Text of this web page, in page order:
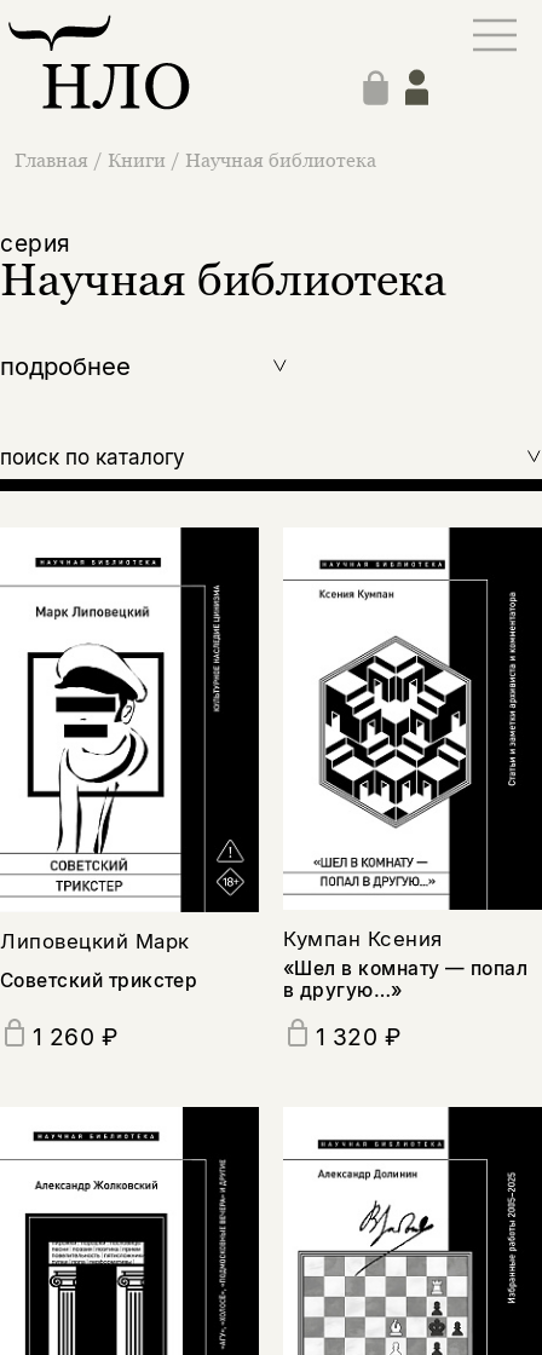
Главная / Книги / Научная библиотека
поиск по каталогу
cерия
Научная библиотека
подробнее
Липовецкий Марк
Советский трикстер
1 260 ₽
Кумпан Ксения
«Шел в комнату — попал
в другую…»
1 320 ₽